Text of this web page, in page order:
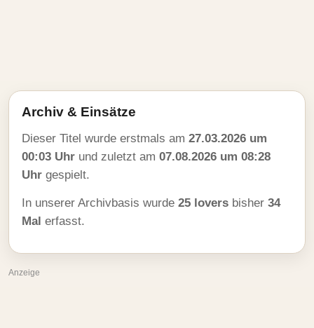
Archiv & Einsätze
Dieser Titel wurde erstmals am 27.03.2026 um
00:03 Uhr und zuletzt am 07.08.2026 um 08:28
Uhr gespielt.
In unserer Archivbasis wurde 25 lovers bisher 34
Mal erfasst.
Anzeige